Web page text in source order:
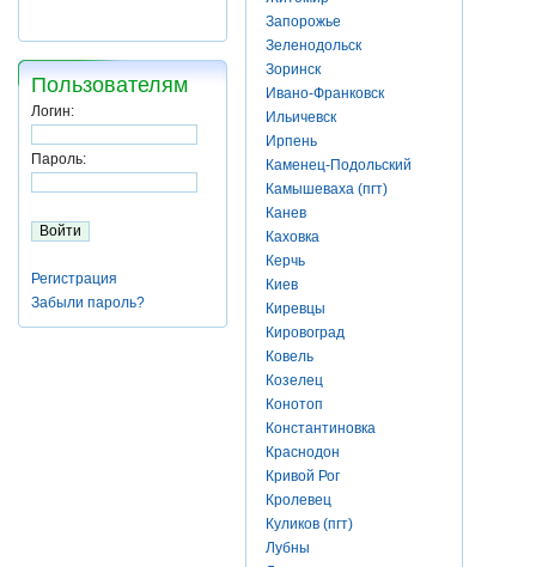
Пользователям
Логин:
Пароль:
Регистрация
Забыли пароль?
Запорожье
Зеленодольск
Зоринск
Ивано-Франковск
Ильичевск
Ирпень
Каменец-Подольский
Камышеваха (пгт)
Канев
Каховка
Керчь
Киев
Киревцы
Кировоград
Ковель
Козелец
Конотоп
Константиновка
Краснодон
Кривой Рог
Кролевец
Куликов (пгт)
Лубны